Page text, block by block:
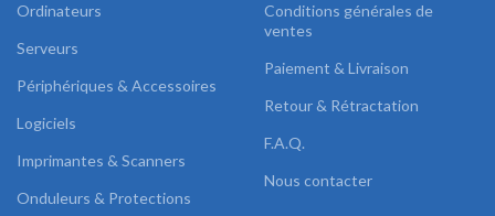
Ordinateurs
Serveurs
Périphériques & Accessoires
Logiciels
Imprimantes & Scanners
Onduleurs & Protections
Conditions générales de
ventes
Paiement & Livraison
Retour & Rétractation
F.A.Q.
Nous contacter